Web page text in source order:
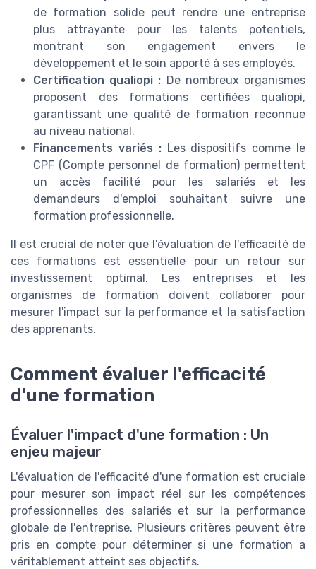
de formation solide peut rendre une entreprise
plus attrayante pour les talents potentiels,
montrant son engagement envers le
développement et le soin apporté à ses employés.
Certification qualiopi : De nombreux organismes
proposent des formations certifiées qualiopi,
garantissant une qualité de formation reconnue
au niveau national.
Financements variés :Les dispositifs comme le
CPF (Compte personnel de formation) permettent
un accès facilité pour les salariés et les
demandeurs d'emploi souhaitant suivre une
formation professionnelle.
Il est crucial de noter que l'évaluation de l'efficacité de
ces formations est essentielle pour un retour sur
investissement optimal. Les entreprises et les
organismes de formation doivent collaborer pour
mesurer l'impact sur la performance et la satisfaction
des apprenants.
Comment évaluer l'efficacité
d'une formation
Évaluer l'impact d'une formation : Un
enjeu majeur
L'évaluation de l'efficacité d'une formation est cruciale
pour mesurer son impact réel sur les compétences
professionnelles des salariés et sur la performance
globale de l'entreprise. Plusieurs critères peuvent être
pris en compte pour déterminer si une formation a
véritablement atteint ses objectifs.